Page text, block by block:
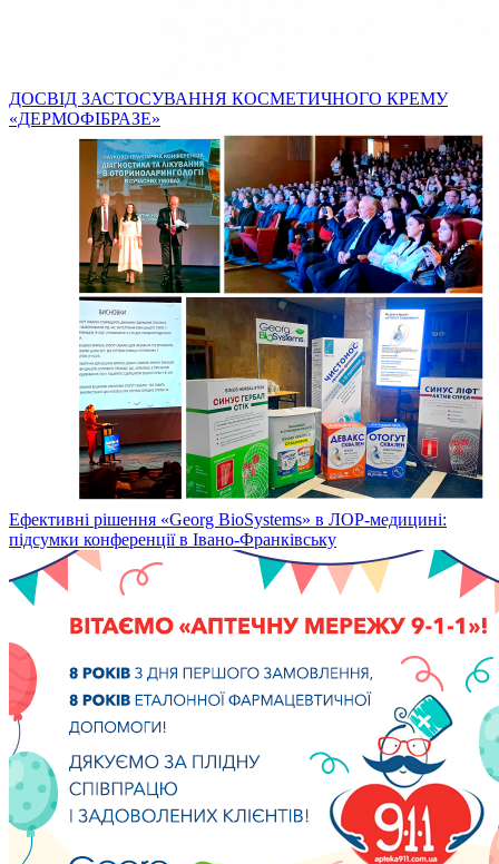
ДОСВІД ЗАСТОСУВАННЯ КОСМЕТИЧНОГО КРЕМУ
«ДЕРМОФІБРАЗЕ»
Ефективні рішення «Georg BioSystems» в ЛОР-медицині:
підсумки конференції в Івано-Франківську